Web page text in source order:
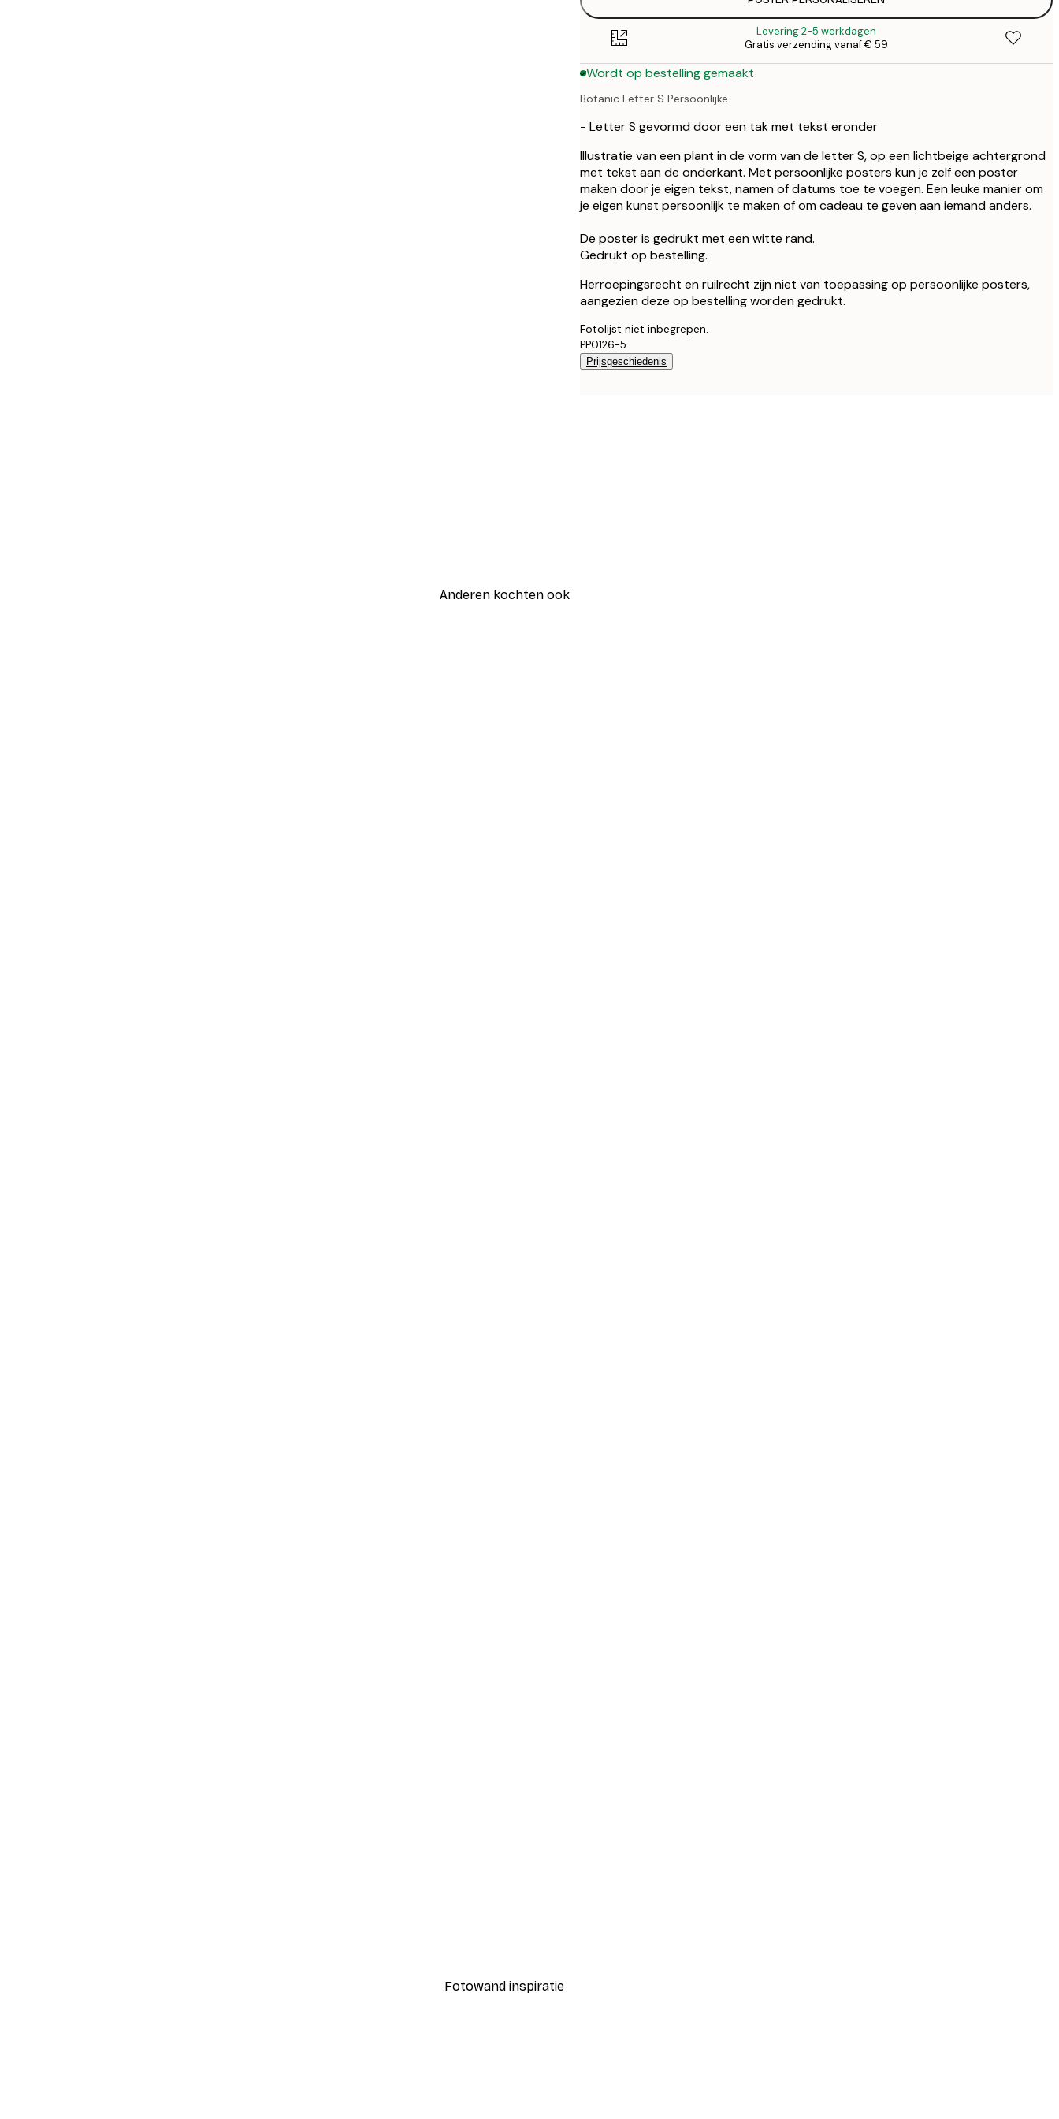
€
50x70 cm
Levering 2-5 werkdagen
Gratis verzending vanaf € 59
Wordt op bestelling gemaakt
Botanic Letter S Persoonlijke
- Letter S gevormd door een tak met tekst eronder
Illustratie van een plant in de vorm van de letter S, op een lichtbeige achtergrond
met tekst aan de onderkant. Met persoonlijke posters kun je zelf een poster
maken door je eigen tekst, namen of datums toe te voegen. Een leuke manier om
je eigen kunst persoonlijk te maken of om cadeau te geven aan iemand anders.
De poster is gedrukt met een witte rand.
Gedrukt op bestelling.
Herroepingsrecht en ruilrecht zijn niet van toepassing op persoonlijke posters,
aangezien deze op bestelling worden gedrukt.
Fotolijst niet inbegrepen.
PP0126-5
Prijsgeschiedenis
Anderen kochten ook
Fotowand inspiratie